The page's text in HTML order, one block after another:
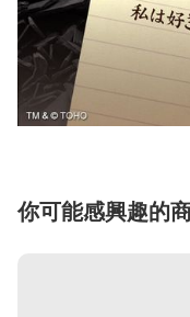
你可能感興趣的